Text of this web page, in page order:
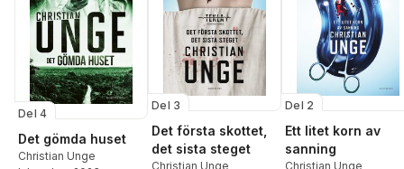
Del 4
Det gömda huset
Christian Unge
Del 3
Det första skottet,
det sista steget
Christian Unge
Del 2
Ett litet korn av
sanning
Christian Unge